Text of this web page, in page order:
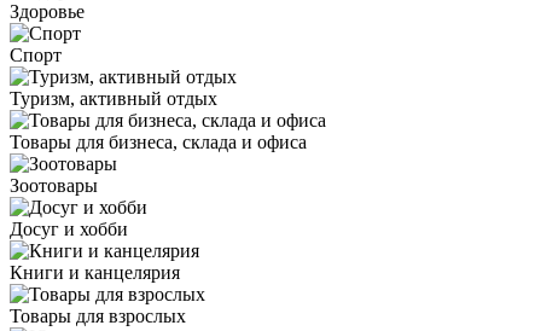
Здоровье
Спорт
Туризм, активный отдых
Товары для бизнеса, склада и офиса
Зоотовары
Досуг и хобби
Книги и канцелярия
Товары для взрослых